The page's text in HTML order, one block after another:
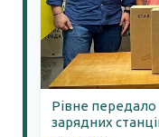
Рівне передало
зарядних